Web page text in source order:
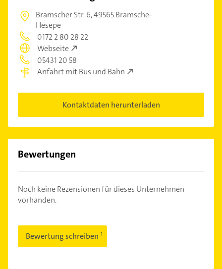
Bramscher Str. 6,49565 Bramsche-
Hesepe
0172 2 80 28 22
Webseite
05431 20 58
Anfahrt mit Bus und Bahn
Kontaktdaten herunterladen
Bewertungen
Noch keine Rezensionen für dieses Unternehmen
vorhanden.
Bewertung schreiben